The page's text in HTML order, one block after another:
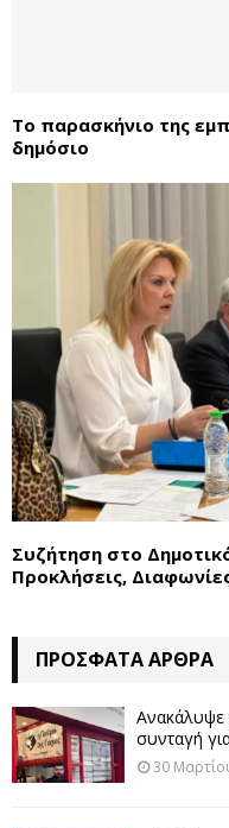
Το παρασκήνιο της
δημόσιο
Συζήτηση στο
Προκλήσεις,
ΠΡΌΣΦΑΤΑ ΆΡΘΡΑ
Ανακάλυψε
συνταγή
30